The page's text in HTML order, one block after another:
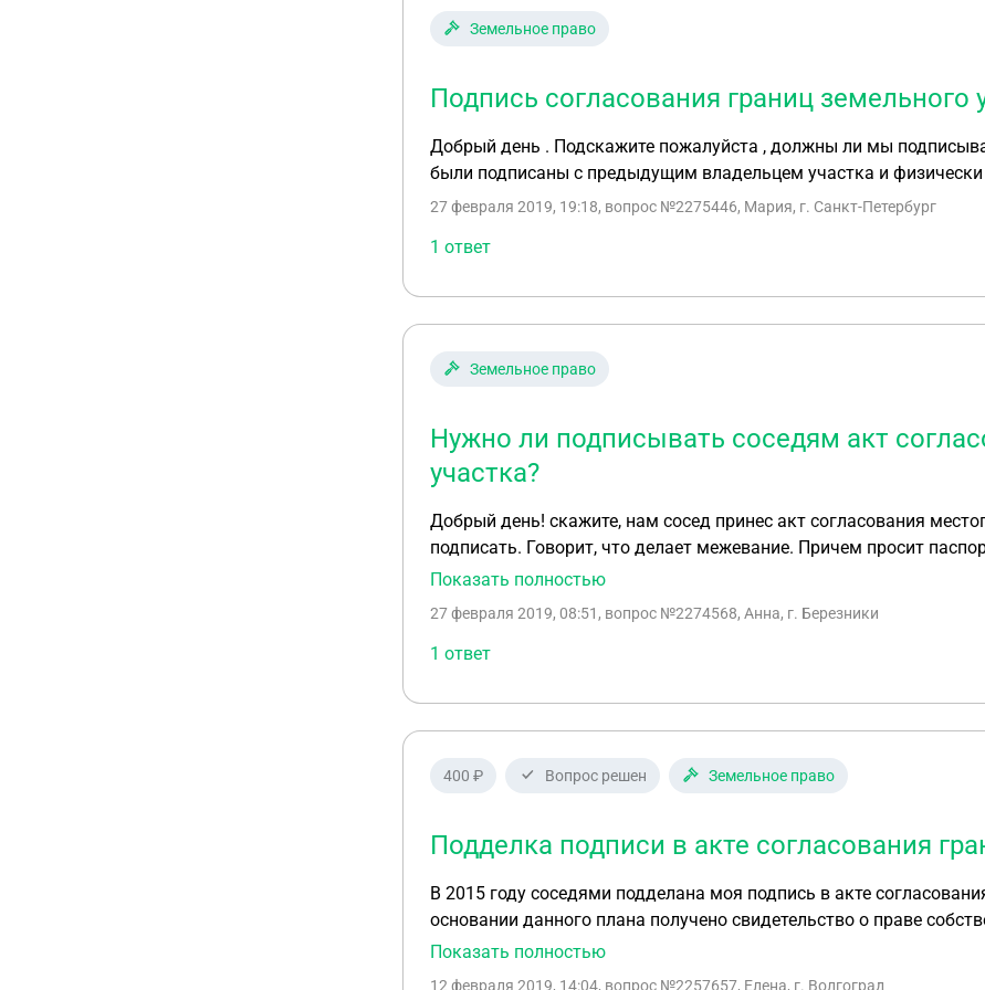
Земельное право
Подпись согласования границ земельного
Добрый день . Подскажите пожалуйста , должны ли мы
были подписаны с предыдущим владельцем участка и физически
27 февраля 2019, 19:18, вопрос №2275446, Мария, г. Санкт-Петербург
1 ответ
Земельное право
Нужно ли подписывать соседям акт
участка?
Добрый день! скажите, нам сосед принес акт согласования
подписать. Говорит, что делает межевание. Причем просит
собственности, значит и мои и мужа данные и подписи нужны.
Показать полностью
27 февраля 2019, 08:51 , вопрос №2274568, Анна, г. Березники
1 ответ
400 ₽ Вопрос решен Земельное право
Подделка подписи в акте согласования
В 2015 году соседями подделана моя подпись в акте
основании данного плана получено свидетельство о праве
храниться лишь копия межевого плана. В 2018 году,после
Показать полностью
12 февраля 2019, 14:04, вопрос №2257657, Елена, г. Волгоград